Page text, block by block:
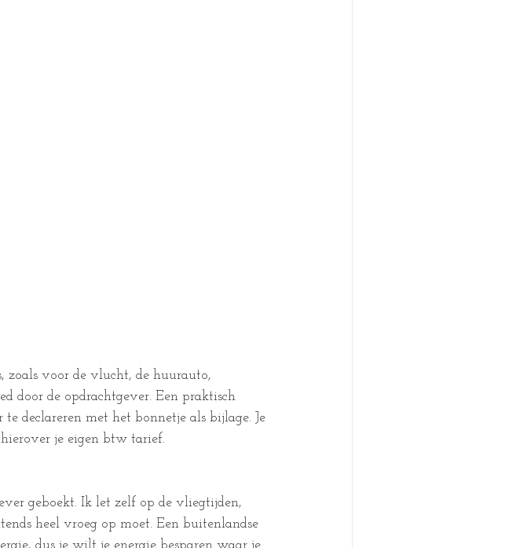
zoals voor de vlucht, de huurauto,
door de opdrachtgever. Een praktisch
declareren met het bonnetje als bijlage. Je
je eigen btw tarief.
geboekt. Ik let zelf op de vliegtijden,
heel vroeg op moet. Een buitenlandse